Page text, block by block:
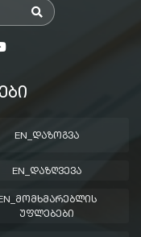
EN_ᲓᲐᲖᲝᲒᲕᲐ
EN_ᲓᲐᲖᲦᲕᲔᲕᲐ
ᲣᲤᲚᲔᲑᲔᲑᲘ